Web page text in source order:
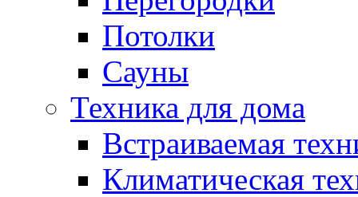
Потолки
Сауны
Техника для дома
Встраиваемая
Климатическая